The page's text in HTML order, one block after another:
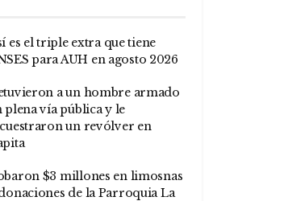
es el triple extra que tiene
para AUH en agosto 2026
a un hombre armado
plena vía pública y le
un revólver en
$3 millones en limosnas
de la Parroquia La